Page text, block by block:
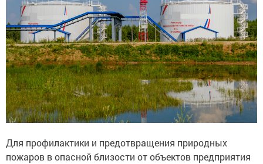
Для профилактики и предотвращения природных
пожаров в опасной близости от объектов предприятия